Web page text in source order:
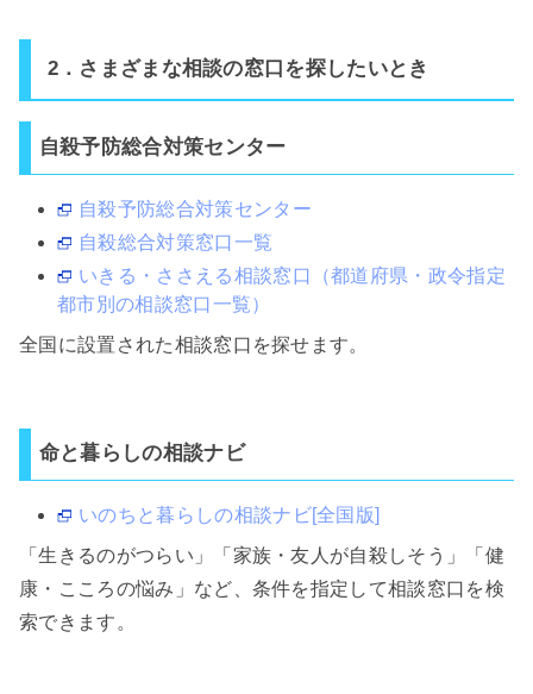
2．さまざまな相談の窓口を探したいとき
自殺予防総合対策センター
自殺予防総合対策センター
自殺総合対策窓口一覧
いきる・ささえる相談窓口（都道府県・政令指定
都市別の相談窓口一覧）
全国に設置された相談窓口を探せます。
命と暮らしの相談ナビ
いのちと暮らしの相談ナビ[全国版]
「生きるのがつらい」「家族・友人が自殺しそう」「健
康・こころの悩み」など、条件を指定して相談窓口を検
索できます。